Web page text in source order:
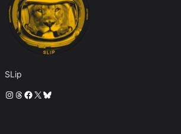
SLip
Instagram
Threads
Facebook
X Bluesky